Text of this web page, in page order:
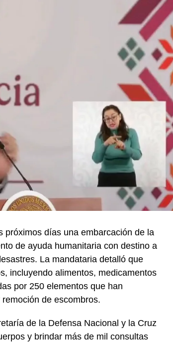
próximos días una embarcación de la
de ayuda humanitaria con destino a
La mandataria detalló que
incluyendo alimentos, medicamentos
por 250 elementos que han
de escombros.
de la Defensa Nacional y la Cruz
y brindar más de mil consultas